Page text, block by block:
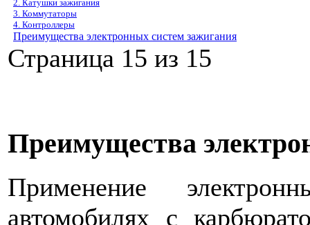
2. Катушки зажигания
3. Коммутаторы
4. Контроллеры
Преимущества электронных систем зажигания
Страница 15 из 15
Преимущества
Применение
автомобилях с